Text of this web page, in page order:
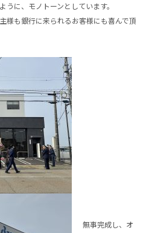
に、モノトーンとしています。
様も銀行に来られるお客様にも喜んで頂
無事完成し、オ